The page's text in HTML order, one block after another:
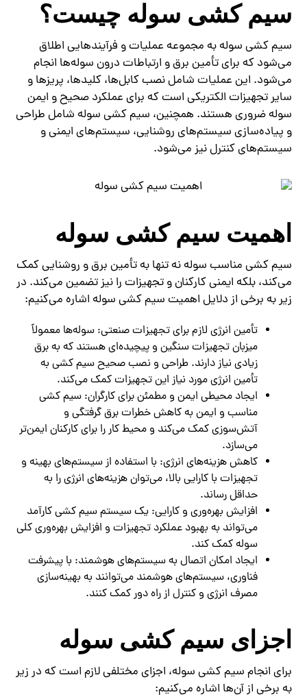
سیم کشی سوله چیست؟
سیم کشی سوله به مجموعه عملیات و فرآیندهایی اطلاق
می‌شود که برای تأمین برق و ارتباطات درون سوله‌ها انجام
می‌شود. این عملیات شامل نصب کابل‌ها، کلیدها، پریزها و
سایر تجهیزات الکتریکی است که برای عملکرد صحیح و ایمن
سوله ضروری هستند. همچنین، سیم کشی سوله شامل طراحی
و پیاده‌سازی سیستم‌های روشنایی، سیستم‌های ایمنی و
سیستم‌های کنترل نیز می‌شود.
اهمیت سیم کشی سوله
سیم کشی مناسب سوله نه تنها به تأمین برق و روشنایی کمک
می‌کند، بلکه ایمنی کارکنان و تجهیزات را نیز تضمین می‌کند. در
زیر به برخی از دلایل اهمیت سیم کشی سوله اشاره می‌کنیم:
تأمین انرژی لازم برای تجهیزات صنعتی: سوله‌ها معمولاً
میزبان تجهیزات سنگین و پیچیده‌ای هستند که به برق
زیادی نیاز دارند. طراحی و نصب صحیح سیم کشی به
تأمین انرژی مورد نیاز این تجهیزات کمک می‌کند.
ایجاد محیطی ایمن و مطمئن برای کارگران: سیم کشی
مناسب و ایمن به کاهش خطرات برق گرفتگی و
آتش‌سوزی کمک می‌کند و محیط کار را برای کارکنان ایمن‌تر
می‌سازد.
کاهش هزینه‌های انرژی: با استفاده از سیستم‌های بهینه و
تجهیزات با کارایی بالا، می‌توان هزینه‌های انرژی را به
حداقل رساند.
افزایش بهره‌وری و کارایی: یک سیستم سیم کشی کارآمد
می‌تواند به بهبود عملکرد تجهیزات و افزایش بهره‌وری کلی
سوله کمک کند.
ایجاد امکان اتصال به سیستم‌های هوشمند: با پیشرفت
فناوری، سیستم‌های هوشمند می‌توانند به بهینه‌سازی
مصرف انرژی و کنترل از راه دور کمک کنند.
اجزای سیم کشی سوله
برای انجام سیم کشی سوله، اجزای مختلفی لازم است که در زیر
به برخی از آن‌ها اشاره می‌کنیم: